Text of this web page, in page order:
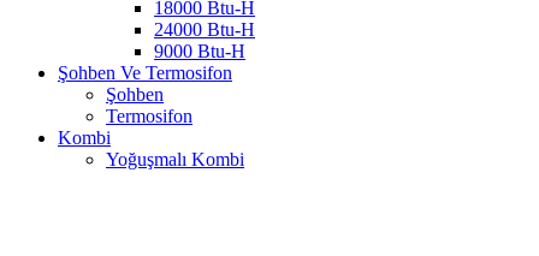
18000 Btu-H
24000 Btu-H
9000 Btu-H
Şohben Ve Termosifon
Şohben
Termosifon
Kombi
Yoğuşmalı Kombi